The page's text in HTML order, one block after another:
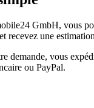
GmbH, vous
recevez une
vous
ou PayPal.